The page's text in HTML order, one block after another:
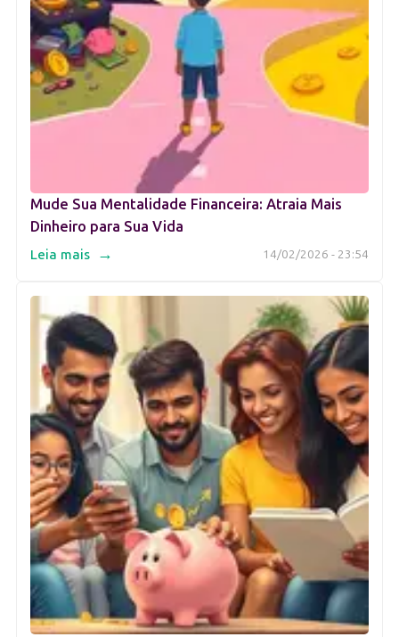
Mude Sua Mentalidade Financeira: Atraia Mais
Dinheiro para Sua Vida
14/02/2026 - 23:54
Leia mais →